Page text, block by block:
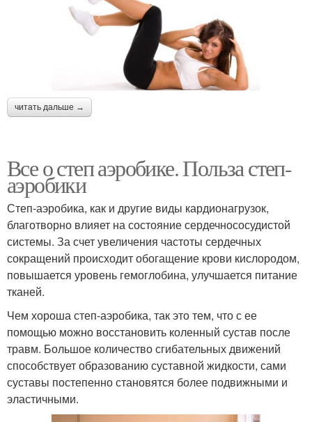
читать дальше →
Все о степ аэробике. Польза степ-
аэробики
Степ-аэробика, как и другие виды кардионагрузок,
благотворно влияет на состояние сердечнососудистой
системы. За счет увеличения частоты сердечных
сокращений происходит обогащение крови кислородом,
повышается уровень гемоглобина, улучшается питание
тканей.
Чем хороша степ-аэробика, так это тем, что с ее
помощью можно восстановить коленный сустав после
травм. Большое количество сгибательных движений
способствует образованию суставной жидкости, сами
суставы постепенно становятся более подвижными и
эластичными.